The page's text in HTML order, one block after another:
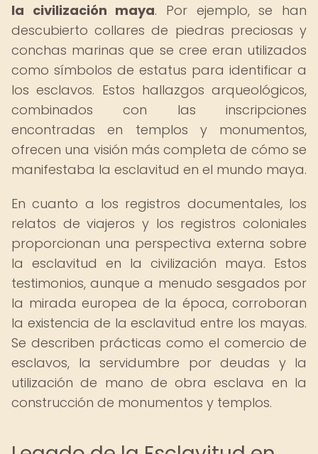
la civilización maya. Por ejemplo, se han
descubierto collares de piedras preciosas y
conchas marinas que se cree eran utilizados
como símbolos de estatus para identificar a
los esclavos. Estos hallazgos arqueológicos,
combinados con las inscripciones
encontradas en templos y monumentos,
ofrecen una visión más completa de cómo se
manifestaba la esclavitud en el mundo maya.
En cuanto a los registros documentales, los
relatos de viajeros y los registros coloniales
proporcionan una perspectiva externa sobre
la esclavitud en la civilización maya. Estos
testimonios, aunque a menudo sesgados por
la mirada europea de la época, corroboran
la existencia de la esclavitud entre los mayas.
Se describen prácticas como el comercio de
esclavos, la servidumbre por deudas y la
utilización de mano de obra esclava en la
construcción de monumentos y templos.